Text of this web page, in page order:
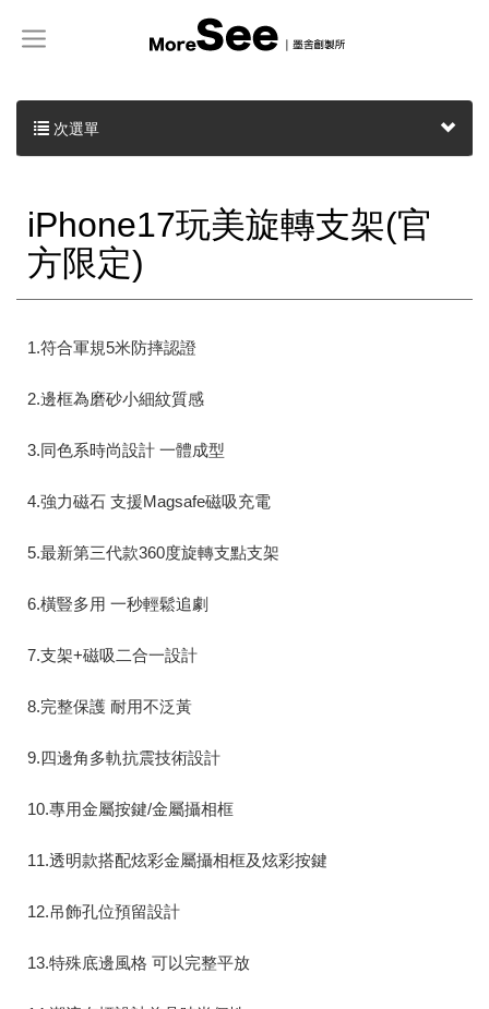
次選單
iPhone17玩美旋轉支架(官
方限定)
1.符合軍規5米防摔認證
2.邊框為磨砂小細紋質感
3.同色系時尚設計 一體成型
4.強力磁石 支援Magsafe磁吸充電
5.最新第三代款360度旋轉支點支架
6.橫豎多用 一秒輕鬆追劇
7.支架+磁吸二合一設計
8.完整保護 耐用不泛黃
9.四邊角多軌抗震技術設計
10.專用金屬按鍵/金屬攝相框
11.透明款搭配炫彩金屬攝相框及炫彩按鍵
12.吊飾孔位預留設計
13.特殊底邊風格 可以完整平放